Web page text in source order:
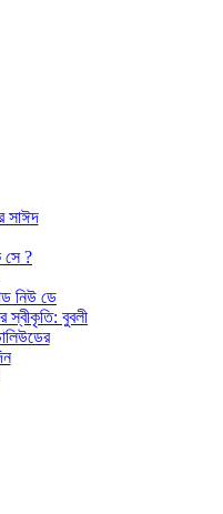
সাঈদ
সে ?
নিউ ডে
স্বীকৃতি: বুবলী